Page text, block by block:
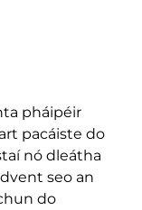
pháipéir
pacáiste do
nó dleátha
seo an
do